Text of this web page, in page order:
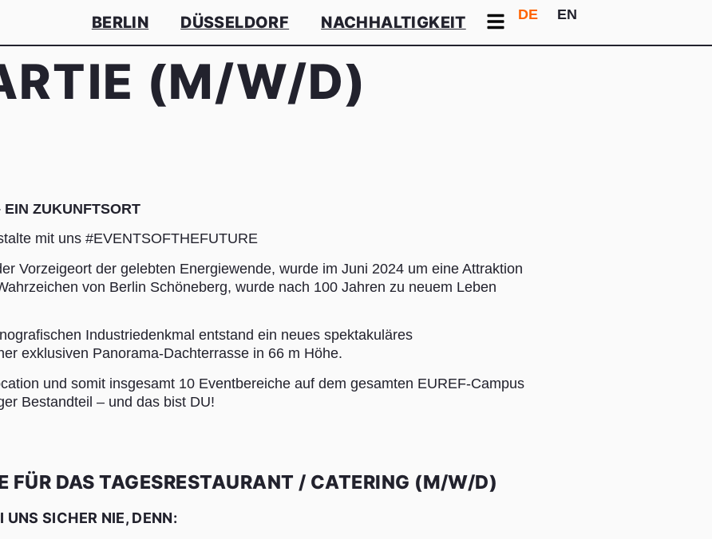
BERLIN DÜSSELDORF NACHHALTIGKEIT DE EN
(M/W/D)
ZUKUNFTSORT
mit uns #EVENTSOFTHEFUTURE
Vorzeigeort der gelebten Energiewende, wurde im Juni 2024 um eine Attraktion
von Berlin Schöneberg, wurde nach 100 Jahren zu neuem Leben
Industriedenkmal entstand ein neues spektakuläres
exklusiven Panorama-Dachterrasse in 66 m Höhe.
und somit insgesamt 10 Eventbereiche auf dem gesamten EUREF-Campus
Bestandteil – und das bist DU!
FÜR DAS TAGESRESTAURANT / CATERING (M/W/D)
SICHER NIE, DENN: